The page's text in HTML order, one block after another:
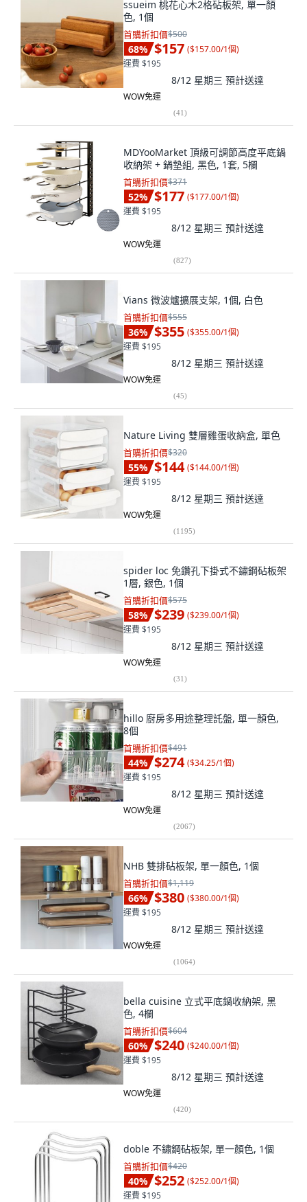
ssueim 桃花心木2格砧板架, 單一顏
色, 1個
首購折扣價$500
68% $157 ($157.00/1個)
運費 $195
8/12 星期三 預計送達
WOW免運
(41)
MDYooMarket 頂級可調節高度平底鍋
收納架 + 鍋墊組, 黑色, 1套, 5欄
首購折扣價$371
52% $177 ($177.00/1個)
運費 $195
8/12 星期三 預計送達
WOW免運
(827)
Vians 微波爐擴展支架, 1個, 白色
首購折扣價$555
36% $355 ($355.00/1個)
運費 $195
8/12 星期三 預計送達
WOW免運
(45)
Nature Living 雙層雞蛋收納盒, 單色​
首購折扣價$320
55% $144 ($144.00/1個)
運費 $195
8/12 星期三 預計送達
WOW免運
(1195)
spider loc 免鑽孔下掛式不鏽鋼砧板架
1層, 銀色, 1個
首購折扣價$575
58% $239 ($239.00/1個)
運費 $195
8/12 星期三 預計送達
WOW免運
(31)
hillo 廚房多用途整理託盤, 單一顏色,
8個
首購折扣價$491
44% $274 ($34.25/1個)
運費 $195
8/12 星期三 預計送達
WOW免運
(2067)
NHB 雙排砧板架, 單一顏色, 1個
首購折扣價$1,119
66% $380 ($380.00/1個)
運費 $195
8/12 星期三 預計送達
WOW免運
(1064)
bella cuisine 立式平底鍋收納架, 黑
色, 4欄
首購折扣價$604
60% $240 ($240.00/1個)
運費 $195
8/12 星期三 預計送達
WOW免運
(420)
doble 不鏽鋼砧板架, 單一顏色, 1個
首購折扣價$420
40% $252 ($252.00/1個)
運費 $195